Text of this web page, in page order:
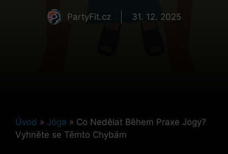
PartyFit.cz 31. 12. 2025
Úvod » Jóga » Co Nedělat Během Praxe Jogy?
Vyhněte se Těmto Chybám